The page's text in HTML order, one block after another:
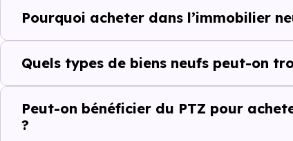
Ces prix varient selon
programme. Notre
Bérig-Vintrange (57660)
Pourquoi acheter dans l’immobilier
Quels types de biens neufs peut-on
Peut-on bénéficier du PTZ pour
?